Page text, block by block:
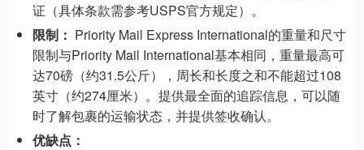
证（具体条款需参考USPS官方规定）。
限制： Priority Mail Express International的重量和尺寸
限制与Priority Mail International基本相同，重量最高可
达70磅（约31.5公斤），周长和长度之和不能超过108
英寸（约274厘米）。提供最全面的追踪信息，可以随
时了解包裹的运输状态，并提供签收确认。
优缺点：